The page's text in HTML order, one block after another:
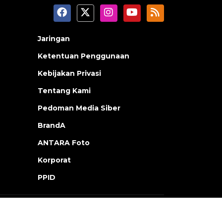
Jaringan
Ketentuan Penggunaan
Kebijakan Privasi
Tentang Kami
Pedoman Media Siber
BrandA
ANTARA Foto
Korporat
PPID